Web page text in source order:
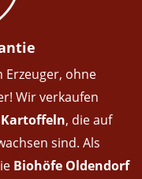
Erzeuger, ohne
Wir verkaufen
Kartoffeln, die auf
sind. Als
Biohöfe Oldendorf